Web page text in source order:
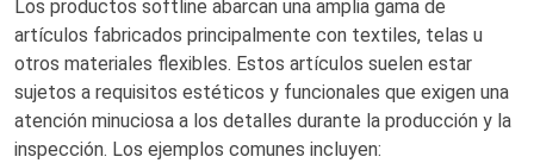
Los productos softline abarcan una amplia gama de
artículos fabricados principalmente con textiles, telas u
otros materiales flexibles. Estos artículos suelen estar
sujetos a requisitos estéticos y funcionales que exigen una
atención minuciosa a los detalles durante la producción y la
inspección. Los ejemplos comunes incluyen: